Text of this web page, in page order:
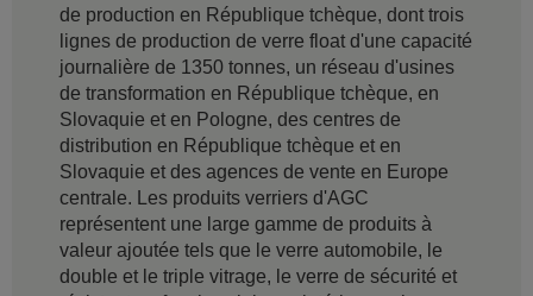
de production en République tchèque, dont trois
lignes de production de verre float d'une capacité
journalière de 1350 tonnes, un réseau d'usines
de transformation en République tchèque, en
Slovaquie et en Pologne, des centres de
distribution en République tchèque et en
Slovaquie et des agences de vente en Europe
centrale. Les produits verriers d'AGC
représentent une large gamme de produits à
valeur ajoutée tels que le verre automobile, le
double et le triple vitrage, le verre de sécurité et